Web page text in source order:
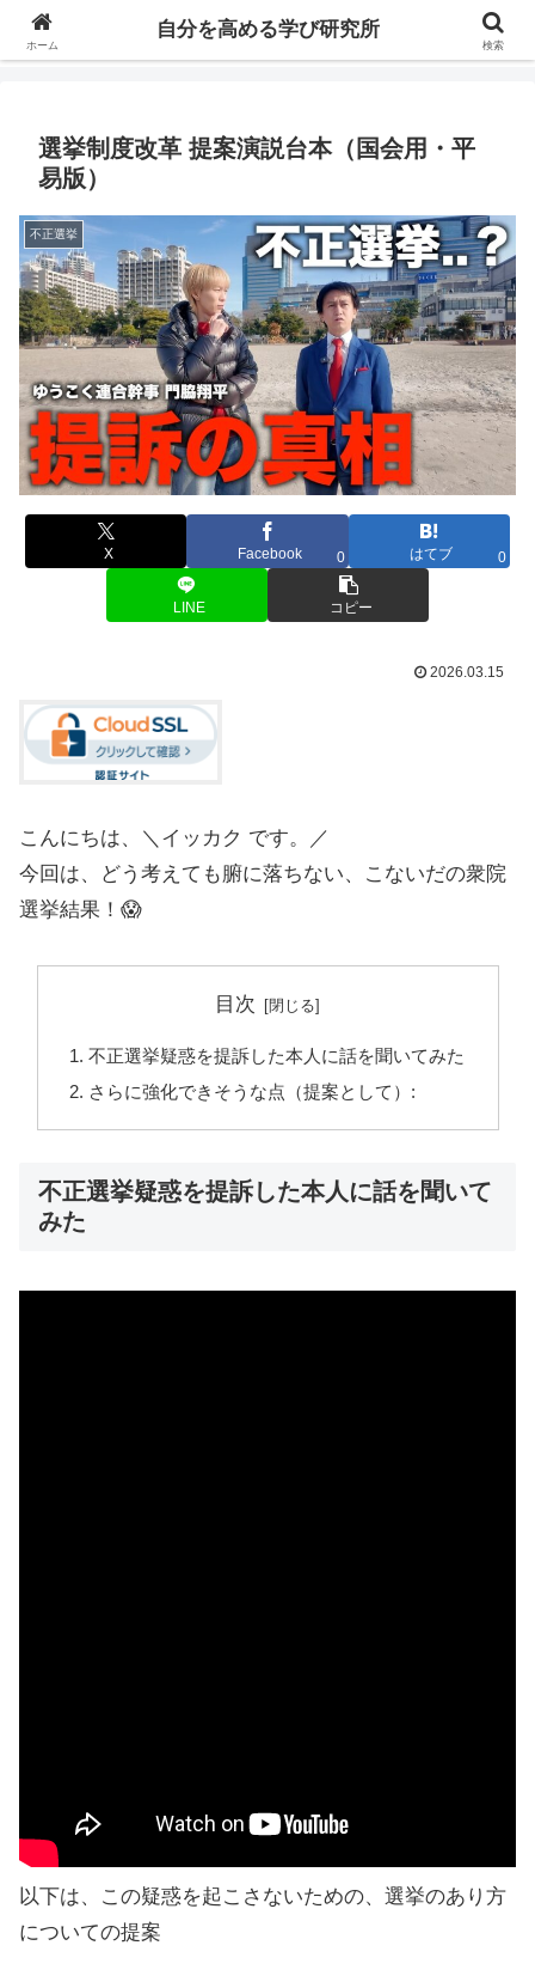
自分の価値を高めるための学びについて研究し、セミナーや情報（ブログ、動
選挙制度改革 提案演説台本（国会用・平
易版）
不正選挙
X Facebook 0 はてブ 0
LINE コピー
2026.03.15
こんにちは、＼イッカク です。／
今回は、どう考えても腑に落ちない、こないだの衆院
選挙結果！😱
目次
不正選挙疑惑を提訴した本人に話を聞いてみた
さらに強化できそうな点（提案として）:
不正選挙疑惑を提訴した本人に話を聞いて
みた
以下は、この疑惑を起こさないための、選挙のあり方
についての提案
ホーム
自分を高める学び研究所
検索